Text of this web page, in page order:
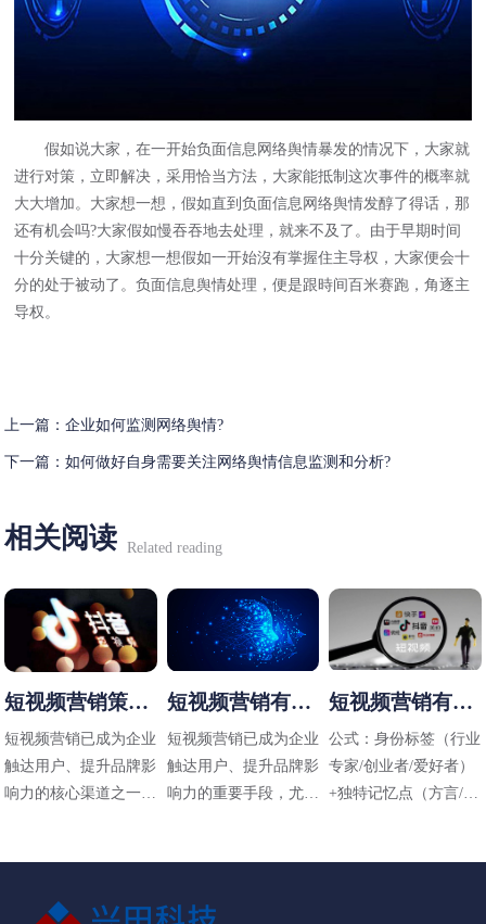
假如说大家，在一开始负面信息网络舆情暴发的情况下，大家就
进行对策，立即解决，采用恰当方法，大家能抵制这次事件的概率就
大大增加。大家想一想，假如直到负面信息网络舆情发醇了得话，那
还有机会吗?大家假如慢吞吞地去处理，就来不及了。由于早期时间
十分关键的，大家想一想假如一开始沒有掌握住主导权，大家便会十
分的处于被动了。负面信息舆情处理，便是跟時间百米赛跑，角逐主
导权。
上一篇：企业如何监测网络舆情?
下一篇：如何做好自身需要关注网络舆情信息监测和分析?
相关阅读 Related reading
短视频营销策略
有哪些
短视频营销已成为企业
触达用户、提升品牌影
响力的核心渠道之一，
见的短视频营销策略及
短视频营销有哪
些方法
短视频营销已成为企业
触达用户、提升品牌影
响力的重要手段，尤其
行业（包括工业领域如
短视频营销有哪
些技巧
公式：身份标签（行业
专家/创业者/爱好者）
+独特记忆点（方言/标